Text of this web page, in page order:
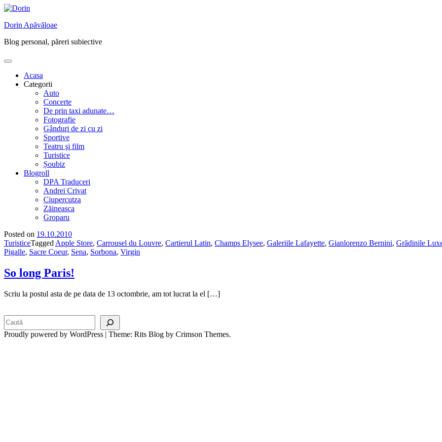
Skip
content
Dorin Apăvăloae
Blog personal, păreri subiective
Acasa
Categorii
Auto
Concerte
De prin taxi adunate…
Fotografie
Gânduri de zi cu zi
Sportive
Teatru şi film
Turistice
Șoubiz
Blogroll
DPA Traduceri
Andrei Crivat
Ciupercutza
Zăineasca
Groparu
Posted on 19.10.2010
TuristiceTagged Apple Store, Carrousel du Louvre, Cartierul Latin, Champs Elysee, Galeriile Lafayette, Gianlorenzo Bernini, Grădinile
Pigalle, Sacre Coeur, Sena, Sorbona, Virgin
So long Paris!
Scriu la postul asta de pe data de 13 octombrie, am tot lucrat la el […]
Proudly powered by WordPress | Theme: Rits Blog by Crimson Themes.